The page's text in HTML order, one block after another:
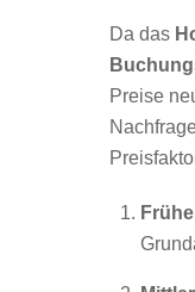
Da das
Preise